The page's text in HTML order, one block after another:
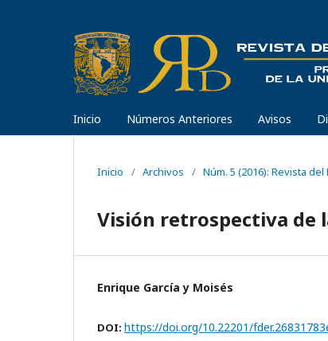
Inicio Números Anteriores Avisos
Inicio / Archivos / Núm. 5 (2016): Revista
Visión retrospectiva de
Enrique García y Moisés
DOI: https://doi.org/10.22201/